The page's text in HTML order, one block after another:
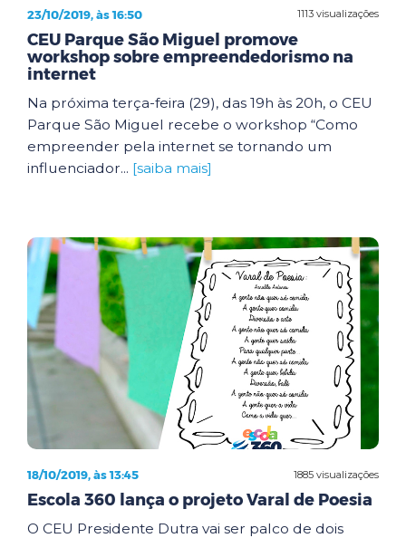
1113 visualizações
23/10/2019, às 16:50
CEU Parque São Miguel promove
workshop sobre empreendedorismo na
internet
Na próxima terça-feira (29), das 19h às 20h, o CEU
Parque São Miguel recebe o workshop “Como
empreender pela internet se tornando um
influenciador... [saiba mais]
1885 visualizações
18/10/2019, às 13:45
Escola 360 lança o projeto Varal de Poesia
O CEU Presidente Dutra vai ser palco de dois